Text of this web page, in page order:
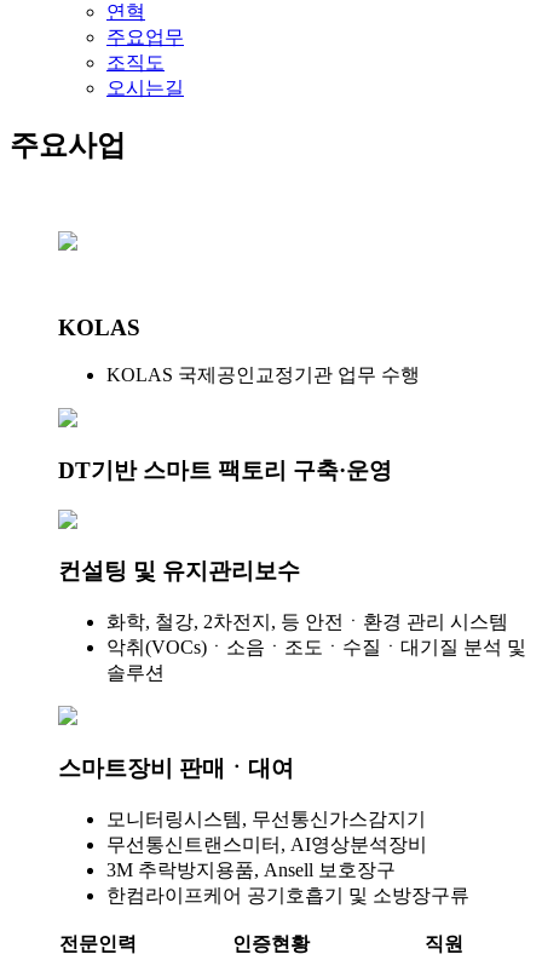
연혁
주요업무
조직도
오시는길
주요사업
KOLAS
KOLAS 국제공인교정기관 업무 수행
DT기반 스마트 팩토리 구축·운영
컨설팅 및 유지관리보수
화학, 철강, 2차전지, 등 안전ㆍ환경 관리 시스템
악취(VOCs)ㆍ소음ㆍ조도ㆍ수질ㆍ대기질 분석 및
솔루션
스마트장비 판매ㆍ대여
모니터링시스템, 무선통신가스감지기
무선통신트랜스미터, AI영상분석장비
3M 추락방지용품, Ansell 보호장구
한컴라이프케어 공기호흡기 및 소방장구류
전문인력 인증현황
직원